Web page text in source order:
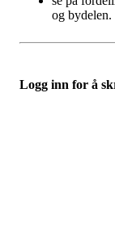
og bydelen.
Logg inn for å